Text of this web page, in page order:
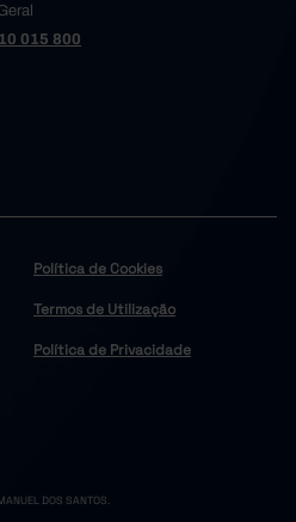
015 800
Política de Cookies
Termos de Utilização
Política de Privacidade
DOS SANTOS.